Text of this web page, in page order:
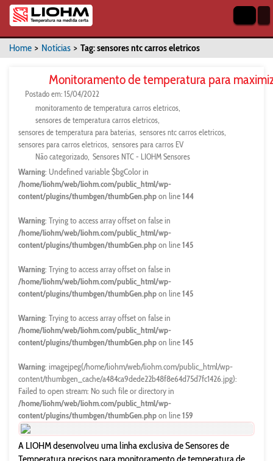
Home > Notícias > Tag: sensores ntc carros eletricos
Monitoramento de temperatura para
Postado em: 15/04/2022
monitoramento de temperatura carros eletricos
sensores de temperatura carros eletricos
sensores de temperatura para baterias sensores ntc carros eletricos
sensores para carros eletricos sensores para carros EV
Não categorizado Sensores NTC - LIOHM Sensores
Warning: Undefined variable $bgColor in
/home/liohm/web/liohm.com/public_html/wp-
content/plugins/thumbgen/thumbGen.phpon line144
Warning: Trying to access array offset on false in
/home/liohm/web/liohm.com/public_html/wp-
content/plugins/thumbgen/thumbGen.phpon line145
Warning: Trying to access array offset on false in
/home/liohm/web/liohm.com/public_html/wp-
content/plugins/thumbgen/thumbGen.phpon line145
Warning: Trying to access array offset on false in
/home/liohm/web/liohm.com/public_html/wp-
content/plugins/thumbgen/thumbGen.phpon line145
Warning: imagejpeg(/home/liohm/web/liohm.com/public_html/wp-
content/thumbgen_cache/a484ca9dede22b48f8e64d75d7fc1426.jpg):
Failed to open stream: No such file or directory in
/home/liohm/web/liohm.com/public_html/wp-
content/plugins/thumbgen/thumbGen.phpon line159
A LIOHM desenvolveu uma linha exclusiva de Sensores de